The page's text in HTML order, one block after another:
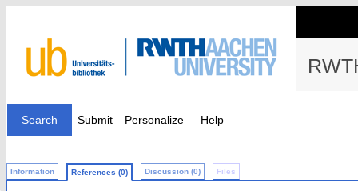
Search Submit Personalize Help
Information References (0) Discussion (0) Files